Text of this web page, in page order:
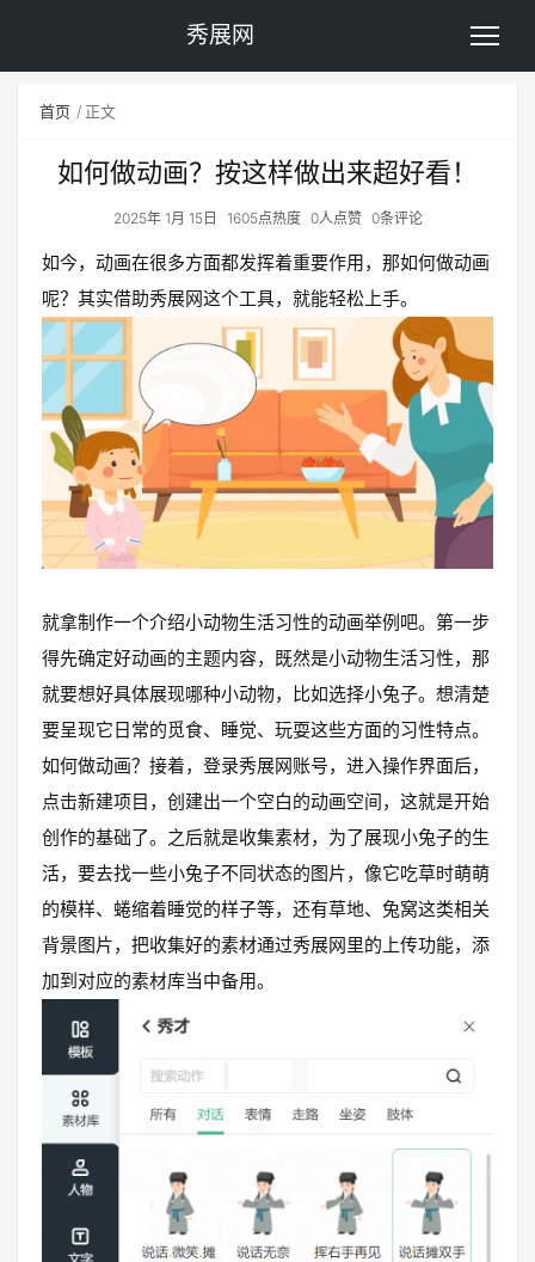
秀展网
首页 正文
如何做动画？按这样做出来超好看！
2025年 1月 15日 1605点热度 0人点赞 0条评论
如今，动画在很多方面都发挥着重要作用，那如何做动画
呢？其实借助秀展网这个工具，就能轻松上手。
就拿制作一个介绍小动物生活习性的动画举例吧。第一步
得先确定好动画的主题内容，既然是小动物生活习性，那
就要想好具体展现哪种小动物，比如选择小兔子。想清楚
要呈现它日常的觅食、睡觉、玩耍这些方面的习性特点。
如何做动画？接着，登录秀展网账号，进入操作界面后，
点击新建项目，创建出一个空白的动画空间，这就是开始
创作的基础了。之后就是收集素材，为了展现小兔子的生
活，要去找一些小兔子不同状态的图片，像它吃草时萌萌
的模样、蜷缩着睡觉的样子等，还有草地、兔窝这类相关
背景图片，把收集好的素材通过秀展网里的上传功能，添
加到对应的素材库当中备用。